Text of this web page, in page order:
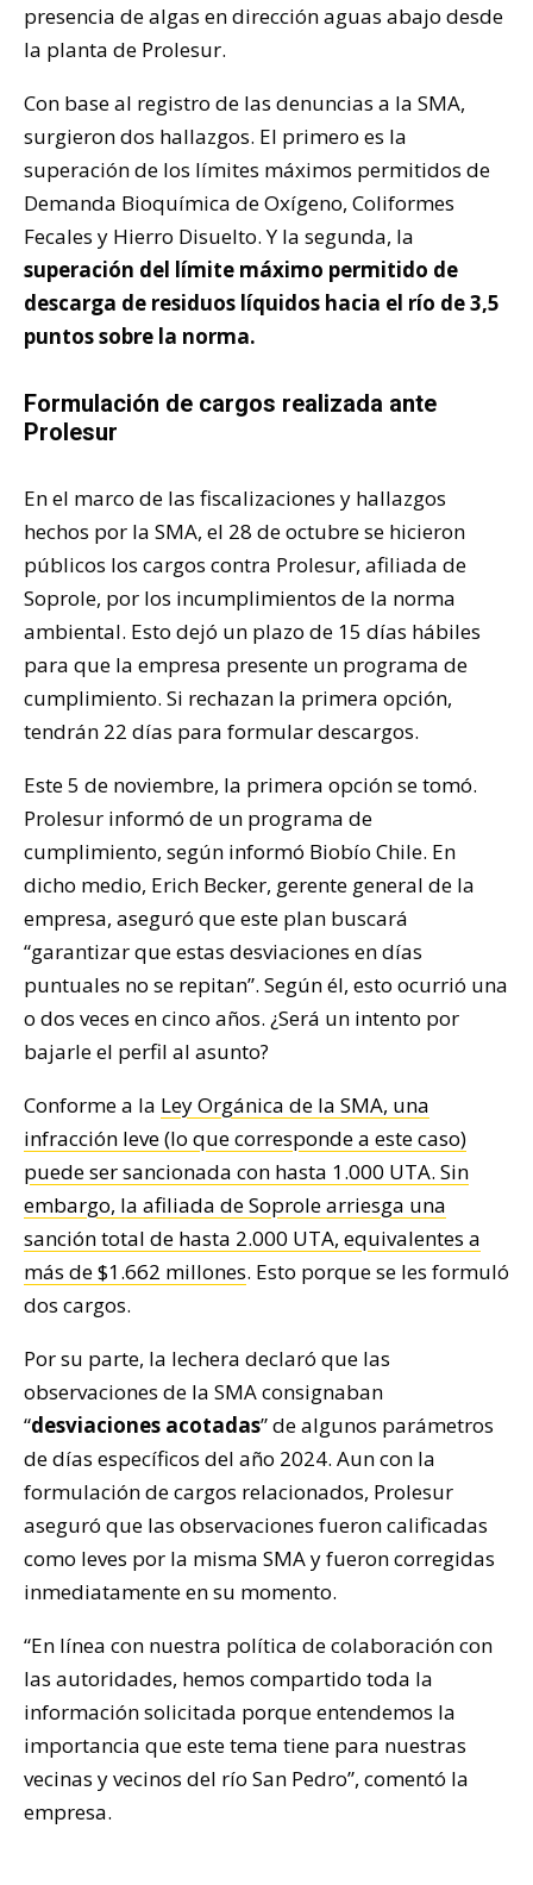
presencia de algas en dirección aguas abajo desde
la planta de Prolesur.
Con base al registro de las denuncias a la SMA,
surgieron dos hallazgos. El primero es la
superación de los límites máximos permitidos de
Demanda Bioquímica de Oxígeno, Coliformes
Fecales y Hierro Disuelto. Y la segunda, la
superación del límite máximo permitido de
descarga de residuos líquidos hacia el río de 3,5
puntos sobre la norma.
Formulación de cargos realizada ante
Prolesur
En el marco de las fiscalizaciones y hallazgos
hechos por la SMA, el 28 de octubre se hicieron
públicos los cargos contra Prolesur, afiliada de
Soprole, por los incumplimientos de la norma
ambiental. Esto dejó un plazo de 15 días hábiles
para que la empresa presente un programa de
cumplimiento. Si rechazan la primera opción,
tendrán 22 días para formular descargos.
Este 5 de noviembre, la primera opción se tomó.
Prolesur informó de un programa de
cumplimiento, según informó Biobío Chile. En
dicho medio, Erich Becker, gerente general de la
empresa, aseguró que este plan buscará
“garantizar que estas desviaciones en días
puntuales no se repitan”. Según él, esto ocurrió una
o dos veces en cinco años. ¿Será un intento por
bajarle el perfil al asunto?
Conforme a la Ley Orgánica de la SMA, una
infracción leve (lo que corresponde a este caso)
puede ser sancionada con hasta 1.000 UTA. Sin
embargo, la afiliada de Soprole arriesga una
sanción total de hasta 2.000 UTA, equivalentes a
más de $1.662 millones. Esto porque se les formuló
dos cargos.
Por su parte, la lechera declaró que las
observaciones de la SMA consignaban
“desviaciones acotadas” de algunos parámetros
de días específicos del año 2024. Aun con la
formulación de cargos relacionados, Prolesur
aseguró que las observaciones fueron calificadas
como leves por la misma SMA y fueron corregidas
inmediatamente en su momento.
“En línea con nuestra política de colaboración con
las autoridades, hemos compartido toda la
información solicitada porque entendemos la
importancia que este tema tiene para nuestras
vecinas y vecinos del río San Pedro”, comentó la
empresa.